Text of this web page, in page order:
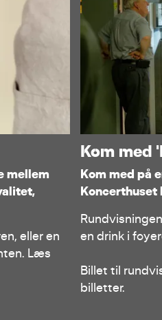
mellem
eller en
Læs
Kom med
Kom med på
Koncerthuset
en drink i
Billet til
billetter.